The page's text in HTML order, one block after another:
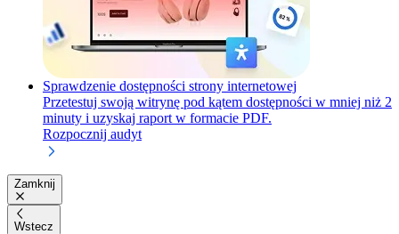
Sprawdzenie dostępności strony internetowej
Przetestuj swoją witrynę pod kątem dostępności w mniej niż 2
minuty i uzyskaj raport w formacie PDF.
Rozpocznij audyt
Zamknij
Wstecz